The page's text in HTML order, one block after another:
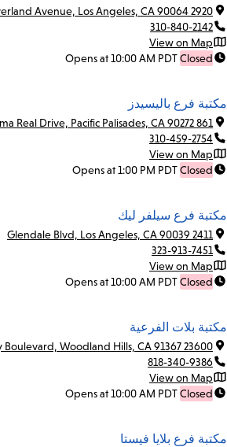
2920 Overland Avenue, Los Angeles, CA 90064
310-840-2142
View on Map
Closed
Opens at 10:00 AM PDT
مكتبة فرع باليسيدز
861 Alma Real Drive, Pacific Palisades, CA 90272
310-459-2754
View on Map
Closed
Opens at 1:00 PM PDT
مكتبة فرع سيلفر ليك
2411 Glendale Blvd, Los Angeles, CA 90039
323-913-7451
View on Map
Closed
Opens at 10:00 AM PDT
مكتبة بلات الفرعية
23600 Victory Boulevard, Woodland Hills, CA 91367
818-340-9386
View on Map
Closed
Opens at 10:00 AM PDT
مكتبة فرع بلايا فيستا